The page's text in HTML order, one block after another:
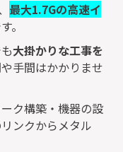
最大1.7Gの高速イ
。
大掛かりな工事を
手間はかかりませ
ク構築・機器の設
ンクからメタル